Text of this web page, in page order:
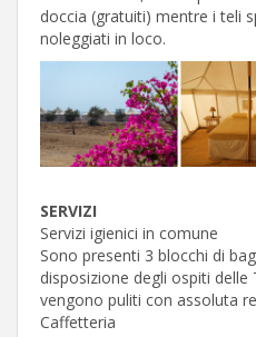
doccia (gratuiti) mentre i teli
noleggiati in loco.
SERVIZI
Servizi igienici in comune
Sono presenti 3 blocchi di
disposizione degli ospiti delle
vengono puliti con assoluta
Caffetteria